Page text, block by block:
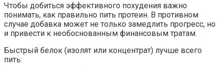
Чтобы добиться эффективного похудения важно
понимать, как правильно пить протеин. В противном
случае добавка может не только замедлить прогресс, но
и привести к необоснованным финансовым тратам.
Быстрый белок (изолят или концентрат) лучше всего
пить: